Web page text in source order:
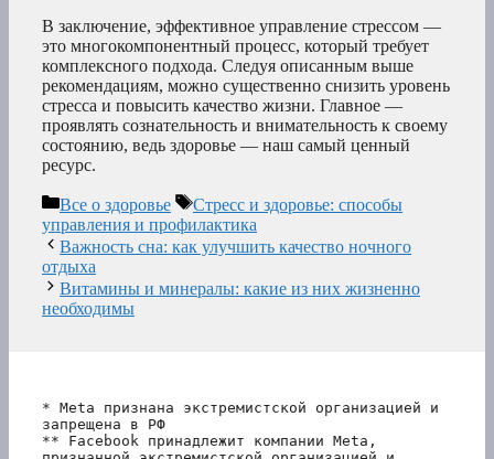
В заключение, эффективное управление стрессом —
это многокомпонентный процесс, который требует
комплексного подхода. Следуя описанным выше
рекомендациям, можно существенно снизить уровень
стресса и повысить качество жизни. Главное —
проявлять сознательность и внимательность к своему
состоянию, ведь здоровье — наш самый ценный
ресурс.
Рубрики
Все о здоровье Метки
Стресс и здоровье: способы
управления и профилактика
Важность сна: как улучшить качество ночного
отдыха
Витамины и минералы: какие из них жизненно
необходимы
* Meta признана экстремистской организацией и
запрещена в РФ
** Facebook принадлежит компании Meta,